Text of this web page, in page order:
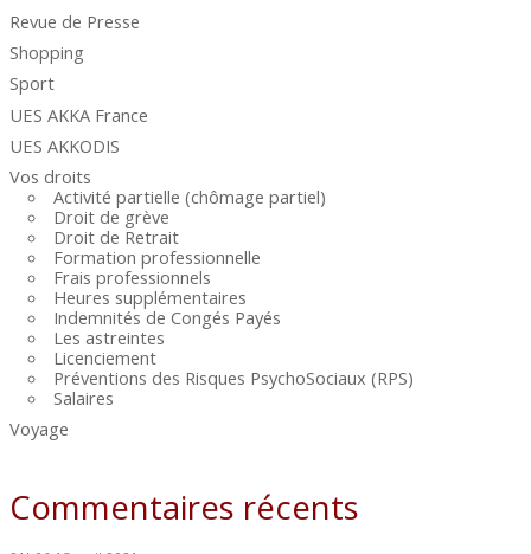
Revue de Presse
Shopping
Sport
UES AKKA France
UES AKKODIS
Vos droits
Activité partielle (chômage partiel)
Droit de grève
Droit de Retrait
Formation professionnelle
Frais professionnels
Heures supplémentaires
Indemnités de Congés Payés
Les astreintes
Licenciement
Préventions des Risques PsychoSociaux (RPS)
Salaires
Voyage
Commentaires récents